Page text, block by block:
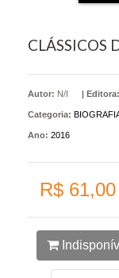
CLÁSSICOS
Autor: N/I |Editora:
Categoria:
Ano: 2016
R$ 61,00